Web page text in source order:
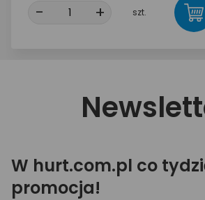
- + szt.
W hurt.com.pl co
promocja!